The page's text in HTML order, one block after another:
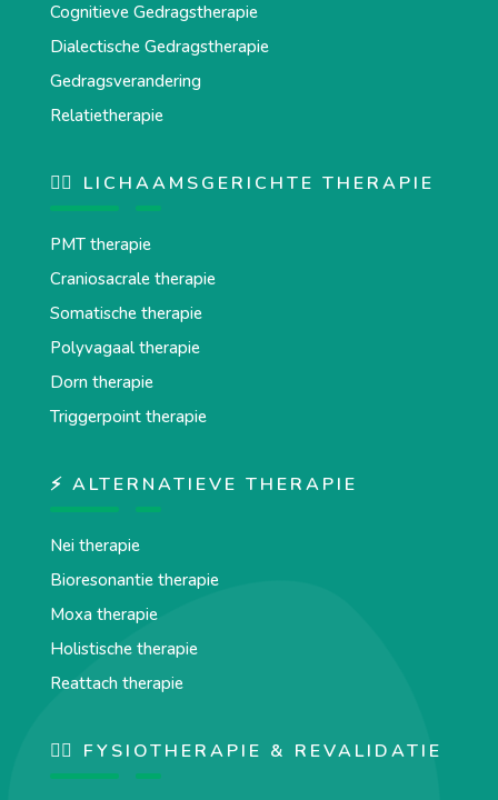
Cognitieve Gedragstherapie
Dialectische Gedragstherapie
Gedragsverandering
Relatietherapie
💆‍♂️ LICHAAMSGERICHTE THERAPIE
PMT therapie
Craniosacrale therapie
Somatische therapie
Polyvagaal therapie
Dorn therapie
Triggerpoint therapie
⚡ ALTERNATIEVE THERAPIE
Nei therapie
Bioresonantie therapie
Moxa therapie
Holistische therapie
Reattach therapie
🏋️‍♀️ FYSIOTHERAPIE & REVALIDATIE